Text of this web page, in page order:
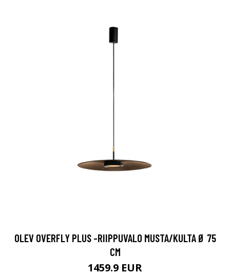
OLEV OVERFLY PLUS -RIIPPUVALO MUSTA/KULTA Ø 75
CM
1459.9 EUR